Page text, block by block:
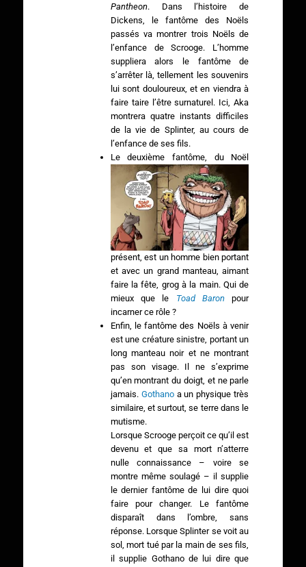
Pantheon. Dans l’histoire de
Dickens, le fantôme des Noëls
passés va montrer trois Noëls de
l’enfance de Scrooge. L’homme
suppliera alors le fantôme de
s’arrêter là, tellement les souvenirs
lui sont douloureux, et en viendra à
faire taire l’être surnaturel. Ici, Aka
montrera quatre instants difficiles
de la vie de Splinter, au cours de
l’enfance de ses fils.
Le deuxième fantôme, du Noël
présent, est un homme bien portant
et avec un grand manteau, aimant
faire la fête, grog à la main. Qui de
mieux que le Toad Baron pour
incarner ce rôle ?
Enfin, le fantôme des Noëls à venir
est une créature sinistre, portant un
long manteau noir et ne montrant
pas son visage. Il ne s’exprime
qu’en montrant du doigt, et ne parle
jamais. Gothanoa un physique très
similaire, et surtout, se terre dans le
mutisme.
Lorsque Scrooge perçoit ce qu’il est
devenu et que sa mort n’atterre
nulle connaissance – voire se
montre même soulagé – il supplie
le dernier fantôme de lui dire quoi
faire pour changer. Le fantôme
disparaît dans l’ombre, sans
réponse. Lorsque Splinter se voit au
sol, mort tué par la main de ses fils,
il supplie Gothano de lui dire que